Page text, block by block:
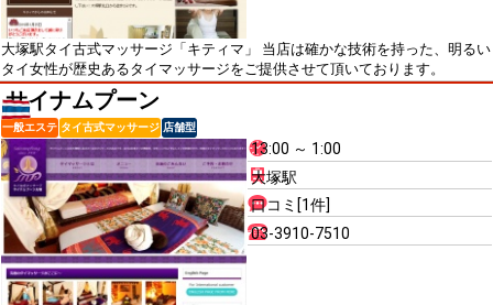
大塚駅タイ古式マッサージ「キティマ」 当店は確かな技術を持った、明るい
タイ女性が歴史あるタイマッサージをご提供させて頂いております。
サイナムプーン
一般エステ タイ古式マッサージ 店舗型
13:00 ～ 1:00
大塚駅
口コミ[1件]
03-3910-7510